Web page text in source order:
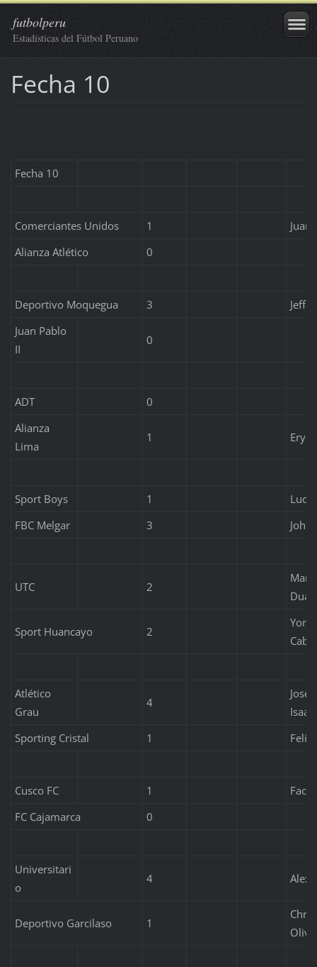
futbolperu
Estadísticas del Fútbol Peruano
Fecha 10
Fecha 10
Comerciantes Unidos 1
Juan
Alianza Atlético
0
Deportivo Moquegua 3
Juan Pablo
II
0
ADT
0
Alianza
Lima
1 Eryc
Sport Boys 1
FBC Melgar
3
UTC 2
Sport Huancayo 2
Atlético
Grau
4
José
Sporting Cristal
1
Cusco FC 1
FC Cajamarca
0
Universitari
o
4 Alex
Deportivo Garcilaso 1